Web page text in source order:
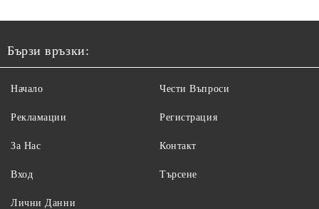
Бързи връзки:
Начало
Рекламации
За Нас
Вход
Чести Въпроси
Регистрация
Контакт
Търсене
Лични Данни